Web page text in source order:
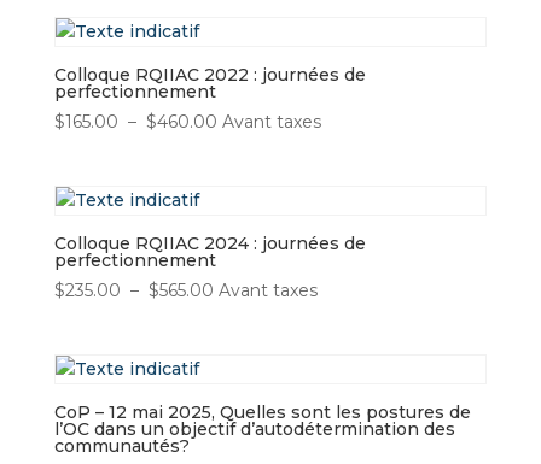
Colloque RQIIAC 2022 : journées de
perfectionnement
$165.00 – $460.00Plage
$460.00
Avant taxes
Colloque RQIIAC 2024 : journées de
perfectionnement
$235.00 – $565.00Plage
$565.00
Avant taxes
CoP – 12 mai 2025, Quelles sont les postures de
l’OC dans un objectif d’autodétermination des
communautés?